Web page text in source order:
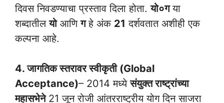
दिवस निवडण्याचा प्रस्ताव दिला होता.यो०गया
शब्दातीलयोआणिगहे अंक 21 दर्शवतात अशीही एक
कल्पना आहे.
4. जागतिक स्तरावर स्वीकृती (Global
Acceptance)– 2014 मध्येसंयुक्त राष्ट्रांच्या
महासभेने21 जून रोजी आंतरराष्ट्रीय योग दिन साजरा